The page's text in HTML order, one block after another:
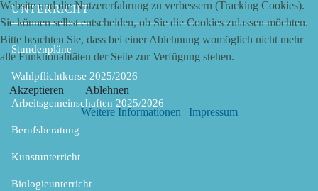
UNTERRICHT
Stundenpläne
Wahlpflichtkurse 2025/2026
Arbeitsgemeinschaften 2025/2026
Berufsberatung
Kunstunterricht
Biologieunterricht
Website und die Nutzererfahrung zu verbessern (Tracking Cookies).
Sie können selbst entscheiden, ob Sie die Cookies zulassen möchten.
Bitte beachten Sie, dass bei einer Ablehnung womöglich nicht mehr
alle Funktionalitäten der Seite zur Verfügung stehen.
Akzeptieren
Ablehnen
Weitere Informationen | Impressum